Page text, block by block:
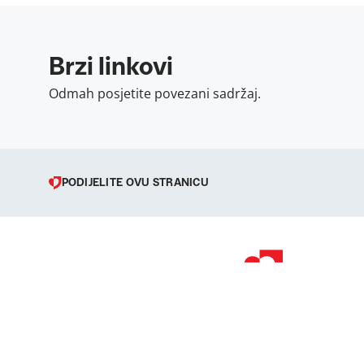
Brzi linkovi
Odmah posjetite povezani sadržaj.
PODIJELITE OVU STRANICU